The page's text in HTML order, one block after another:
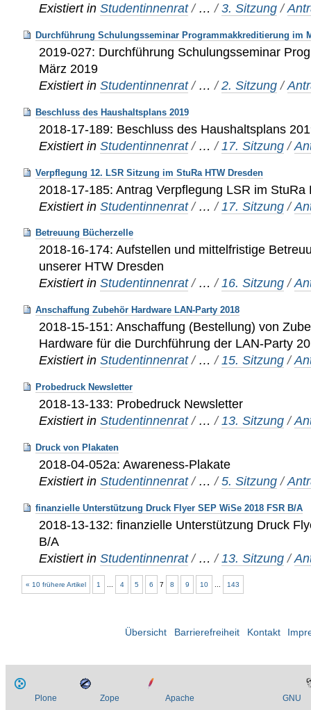
Existiert in Studentinnenrat / …/3. Sitzung /
Durchführung Schulungsseminar Programmakkreditierung im
2019-027: Durchführung Schulungsseminar
März 2019
Existiert in Studentinnenrat / …/2. Sitzung /
Beschluss des Haushaltsplans 2019
2018-17-189: Beschluss des Haushaltsplans
Existiert in Studentinnenrat / …/ 17. Sitzung /
Verpflegung 12. LSR Sitzung im StuRa HTW Dresden
2018-17-185: Antrag Verpflegung LSR im StuRa
Existiert in Studentinnenrat / …/ 17. Sitzung /
Betreuung Bücherzelle
2018-16-174: Aufstellen und mittelfristige
unserer HTW Dresden
Existiert in Studentinnenrat / …/16. Sitzung /
Anschaffung Zubehör Hardware LAN-Party 2018
2018-15-151: Anschaffung (Bestellung) von
Hardware für die Durchführung der LAN-Party
Existiert in Studentinnenrat / …/15. Sitzung /
Probedruck Newsletter
2018-13-133: Probedruck Newsletter
Existiert in Studentinnenrat / …/ 13. Sitzung /
Druck von Plakaten
2018-04-052a: Awareness-Plakate
Existiert in Studentinnenrat / …/5. Sitzung /
finanzielle Unterstützung Druck Flyer SEP WiSe 2018 FSR B/A
2018-13-132: finanzielle Unterstützung Druck
B/A
Existiert in Studentinnenrat / …/ 13. Sitzung /
« 10 frühere Artikel 1 4 5 6 7 8 9 10 143
Übersicht Barrierefreiheit Kontakt
Plone Zope Apache GNU